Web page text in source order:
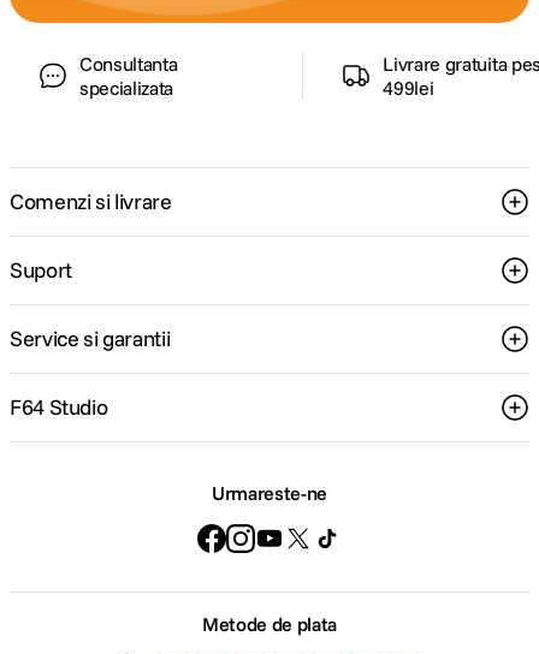
Consultanta
specializata
Livrare gratuita
499lei
Comenzi si livrare
Suport
Service si garantii
F64 Studio
Urmareste-ne
Metode de plata